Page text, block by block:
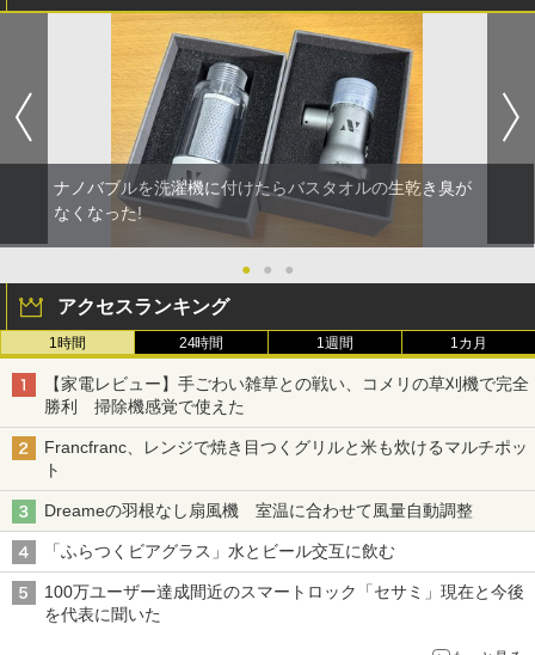
ナノバブルを洗濯機に付けたらバスタオルの生乾き臭が
なくなった!
● ● ●
アクセスランキング
1時間 24時間 1週間 1カ月
【家電レビュー】手ごわい雑草との戦い、コメリの草刈機で完全
勝利 掃除機感覚で使えた
Francfranc、レンジで焼き目つくグリルと米も炊けるマルチポッ
ト
Dreameの羽根なし扇風機 室温に合わせて風量自動調整
「ふらつくビアグラス」水とビール交互に飲む
100万ユーザー達成間近のスマートロック「セサミ」現在と今後
を代表に聞いた